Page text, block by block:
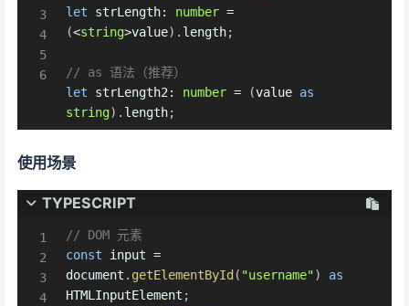
let strLength: number =
(<string>value) . length;
// as 语法（推荐）
let strLength2 : number = (value as
string) . length;
使用场景
TYPESCRIPT
// DOM 元素
const input =
document . getElementById ( "username")
as
HTMLInputElement ;